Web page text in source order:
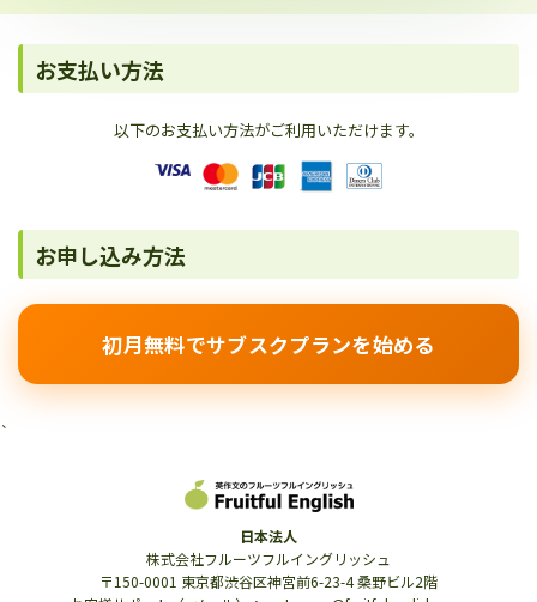
お支払い方法
以下のお支払い方法がご利用いただけます。
お申し込み方法
初月無料でサブスクプランを始める
`
日本法人
株式会社フルーツフルイングリッシュ
〒150-0001 東京都渋谷区神宮前6-23-4 桑野ビル2階